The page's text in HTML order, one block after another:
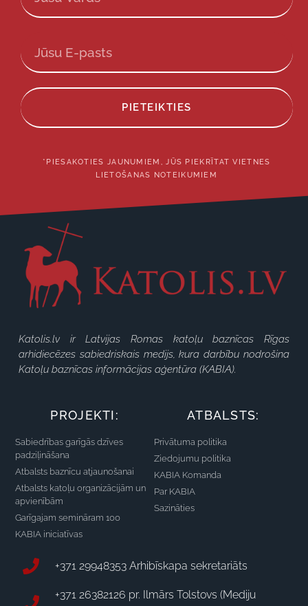
PIETEIKTIES
*PIESAKOTIES JAUNUMIEM, JŪS PIEKRĪTAT VIETNES
LIETOŠANAS NOTEIKUMIEM
Katolis.lv ir Latvijas Romas katoļu baznīcas Rīgas
arhidiecēzes sabiedriskais medijs, kura darbību nodrošina
Katoļu baznīcas informācijas aģentūra (KABIA).
PROJEKTI:
Sabiedrības garīgās dzīves
padziļināšana
Atbalsts baznīcu atjaunošanai
Atbalsts katoļu organizācijām un
apvienībām
Garīgajam semināram 100
KABIA iniciatīvas
ATBALSTS:
Privātuma politika
Ziedojumu politika
KABIA Komanda
Par KABIA
Sazināties
+371 29948353 Arhibīskapa sekretariāts
+371 26382126 pr. Ilmārs Tolstovs (Mediju